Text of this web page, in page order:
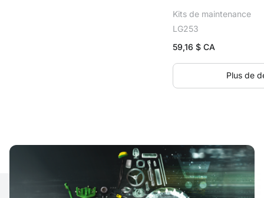
Kits de maintenance
LG253
59,16$ CA
Plus de